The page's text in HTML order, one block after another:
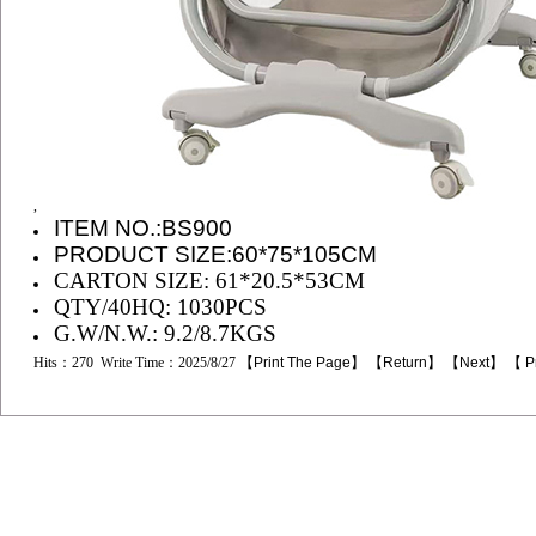
,
ITEM NO.:BS900
PRODUCT SIZE:60*75*105CM
CARTON SIZE: 61*20.5*53CM
QTY/40HQ: 1030PCS
G.W/N.W.: 9.2/8.7KGS
Hits：270 Write Time：2025/8/27 【 Print The Page 】 【 Return 】 【 Next】 【